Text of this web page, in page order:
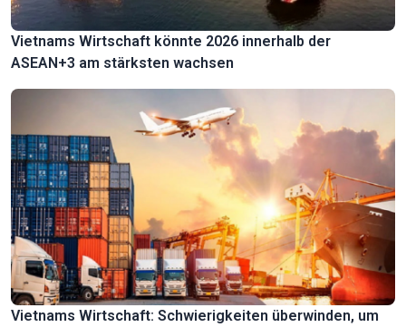
Vietnams Wirtschaft könnte 2026 innerhalb der
ASEAN+3 am stärksten wachsen
Vietnams Wirtschaft: Schwierigkeiten überwinden, um